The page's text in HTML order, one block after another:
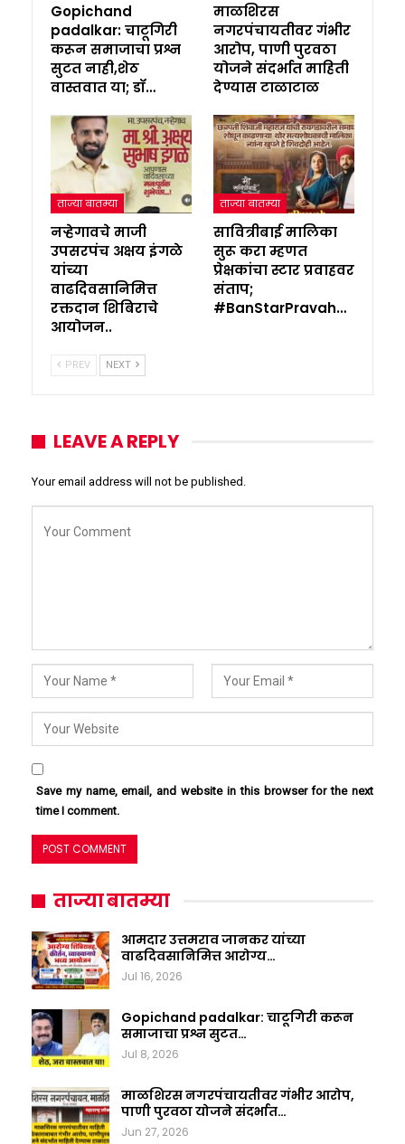
Gopichand
padalkar: चाटूगिरी
करून समाजाचा प्रश्न
सुटत नाही,शेठ
वास्तवात या; डॉ…
माळशिरस
नगरपंचायतीवर गंभीर
आरोप, पाणी पुरवठा
योजने संदर्भात माहिती
देण्यास टाळाटाळ
ताज्या बातम्या
नऱ्हेगावचे माजी
उपसरपंच अक्षय इंगळे
यांच्या
वाढदिवसानिमित्त
रक्तदान शिबिराचे
आयोजन..
ताज्या बातम्या
सावित्रीबाई मालिका
सुरू करा म्हणत
प्रेक्षकांचा स्टार प्रवाहवर
संताप;
#BanStarPravah…
PREV NEXT
LEAVE A REPLY
Your email address will not be published.
Save my name, email, and website in this browser for the next
time I comment.
ताज्या बातम्या
आमदार उत्तमराव जानकर यांच्या
वाढदिवसानिमित्त आरोग्य…
Jul 16, 2026
Gopichand padalkar: चाटूगिरी करून
समाजाचा प्रश्न सुटत…
Jul 8, 2026
माळशिरस नगरपंचायतीवर गंभीर आरोप,
पाणी पुरवठा योजने संदर्भात…
Jun 27, 2026